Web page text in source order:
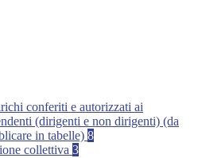
conferiti e autorizzati ai
(dirigenti e non dirigenti) (da
in tabelle) 8
collettiva 3